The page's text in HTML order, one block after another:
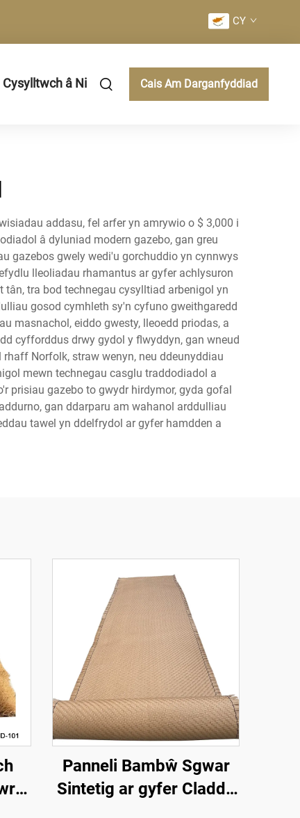
CY
Cysylltwch â Ni Cais Am Darganfyddiad
addasu, fel arfer yn amrywio o $ 3,000 i
â dyluniad modern gazebo, gan greu
gazebos gwely wedi'u gorchuddio yn cynnwys
lleoliadau rhamantus ar gyfer achlysuron
tra bod technegau cysylltiad arbenigol yn
gosod cymhleth sy'n cyfuno gweithgaredd
masnachol, eiddo gwesty, lleoedd priodas, a
cyfforddus drwy gydol y flwyddyn, gan wneud
Norfolk, straw wenyn, neu ddeunyddiau
mewn technegau casglu traddodiadol a
prisiau gazebo to gwydr hirdymor, gyda gofal
gan ddarparu am wahanol arddulliau
tawel yn ddelfrydol ar gyfer hamdden a
Panneli Bambŵ Sgwar
Sintetig ar gyfer Claddu